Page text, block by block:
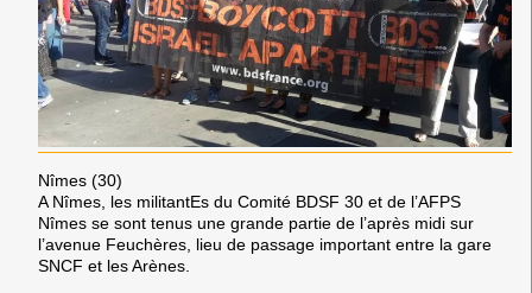
Nîmes (30)
A Nîmes, les militantEs du Comité BDSF 30 et de l’AFPS
Nîmes se sont tenus une grande partie de l’après midi sur
l’avenue Feuchères, lieu de passage important entre la gare
SNCF et les Arènes.